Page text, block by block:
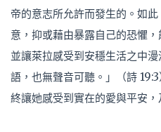
帝的意志所允許而發生的。如
意，抑或藉由暴露自己的恐懼
並讓萊拉感受到安穩生活之中
語，也無聲音可聽。」（詩
終讓她感受到實在的愛與平安，